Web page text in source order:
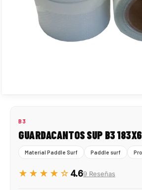
B3
GUARDACANTOS SUP B3
Material Paddle Surf Paddle surf
★★★★☆ 4.69 Reseñas